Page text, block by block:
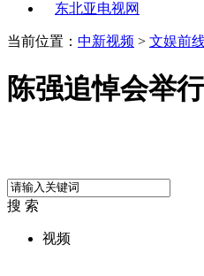
东北亚电视网
当前位置： 中新视频 > 文娱前
陈强追悼会举
搜 索
视频